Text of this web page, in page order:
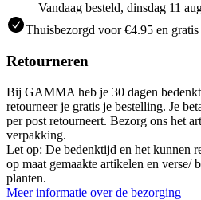
Vandaag besteld, dinsdag 11
Thuisbezorgd voor €4.95 en
Retourneren
Bij GAMMA heb je 30 dagen
retourneer je gratis je bestelling. Je
per post retourneert. Bezorg ons het
verpakking.
Let op: De bedenktijd en het kunnen
op maat gemaakte artikelen en verse/
planten.
Meer informatie over de bezorging